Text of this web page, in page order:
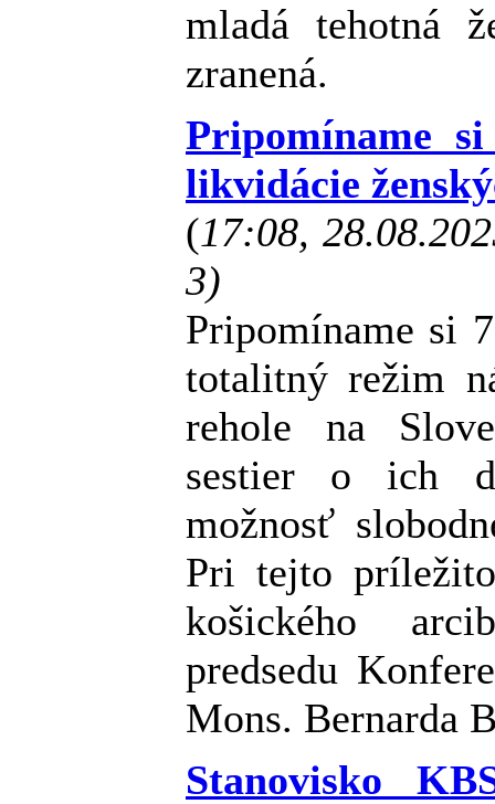
mladá tehotná
zranená.
Pripomíname
likvidácie
(17:08,
3)
Pripomíname si
totalitný režim
rehole na
sestier o ich
možnosť
Pri tejto
košického
predsedu
Mons. Bernarda
Stanovisko